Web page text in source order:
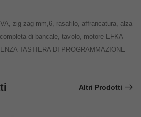
zig zag mm,6, rasafilo, affrancatura, alza
di bancale, tavolo, motore EFKA
TASTIERA DI PROGRAMMAZIONE
Altri Prodotti